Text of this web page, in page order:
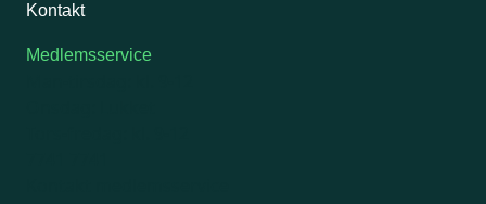
Kontakt
Medlemsservice